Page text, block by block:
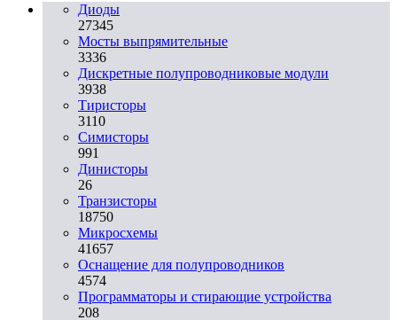
Диоды
27345
Мосты выпрямительные
3336
Дискретные полупроводниковые модули
3938
Тиристоры
3110
Симисторы
991
Динисторы
26
Транзисторы
18750
Микросхемы
41657
Оснащение для полупроводников
4574
Программаторы и стирающие устройства
208